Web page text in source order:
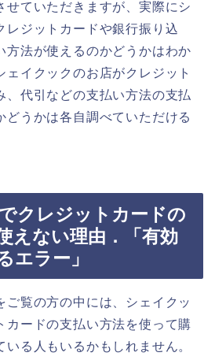
せていただきますが、実際にシ
レジットカードや銀行振り込
方法が使えるのかどうかはわか
ェイクックのお店がクレジット
、代引などの支払い方法の支払
どうかは各自調べていただける
クレジットカードの
えない理由．「有効
エラー」
ご覧の方の中には、シェイクッ
カードの支払い方法を使って購
いる人もいるかもしれません。